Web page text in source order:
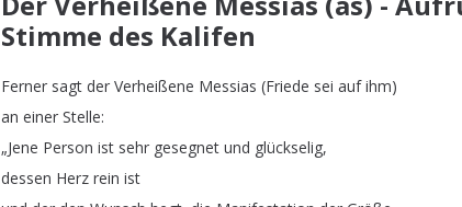
Stimme des Kalifen
Ferner sagt der Verheißene Messias (Friede sei auf ihm)
an einer Stelle:
„Jene Person ist sehr gesegnet und glückselig,
dessen Herz rein ist